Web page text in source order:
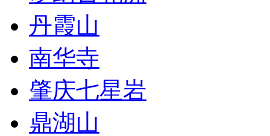
丹霞山
南华寺
肇庆七星岩
鼎湖山